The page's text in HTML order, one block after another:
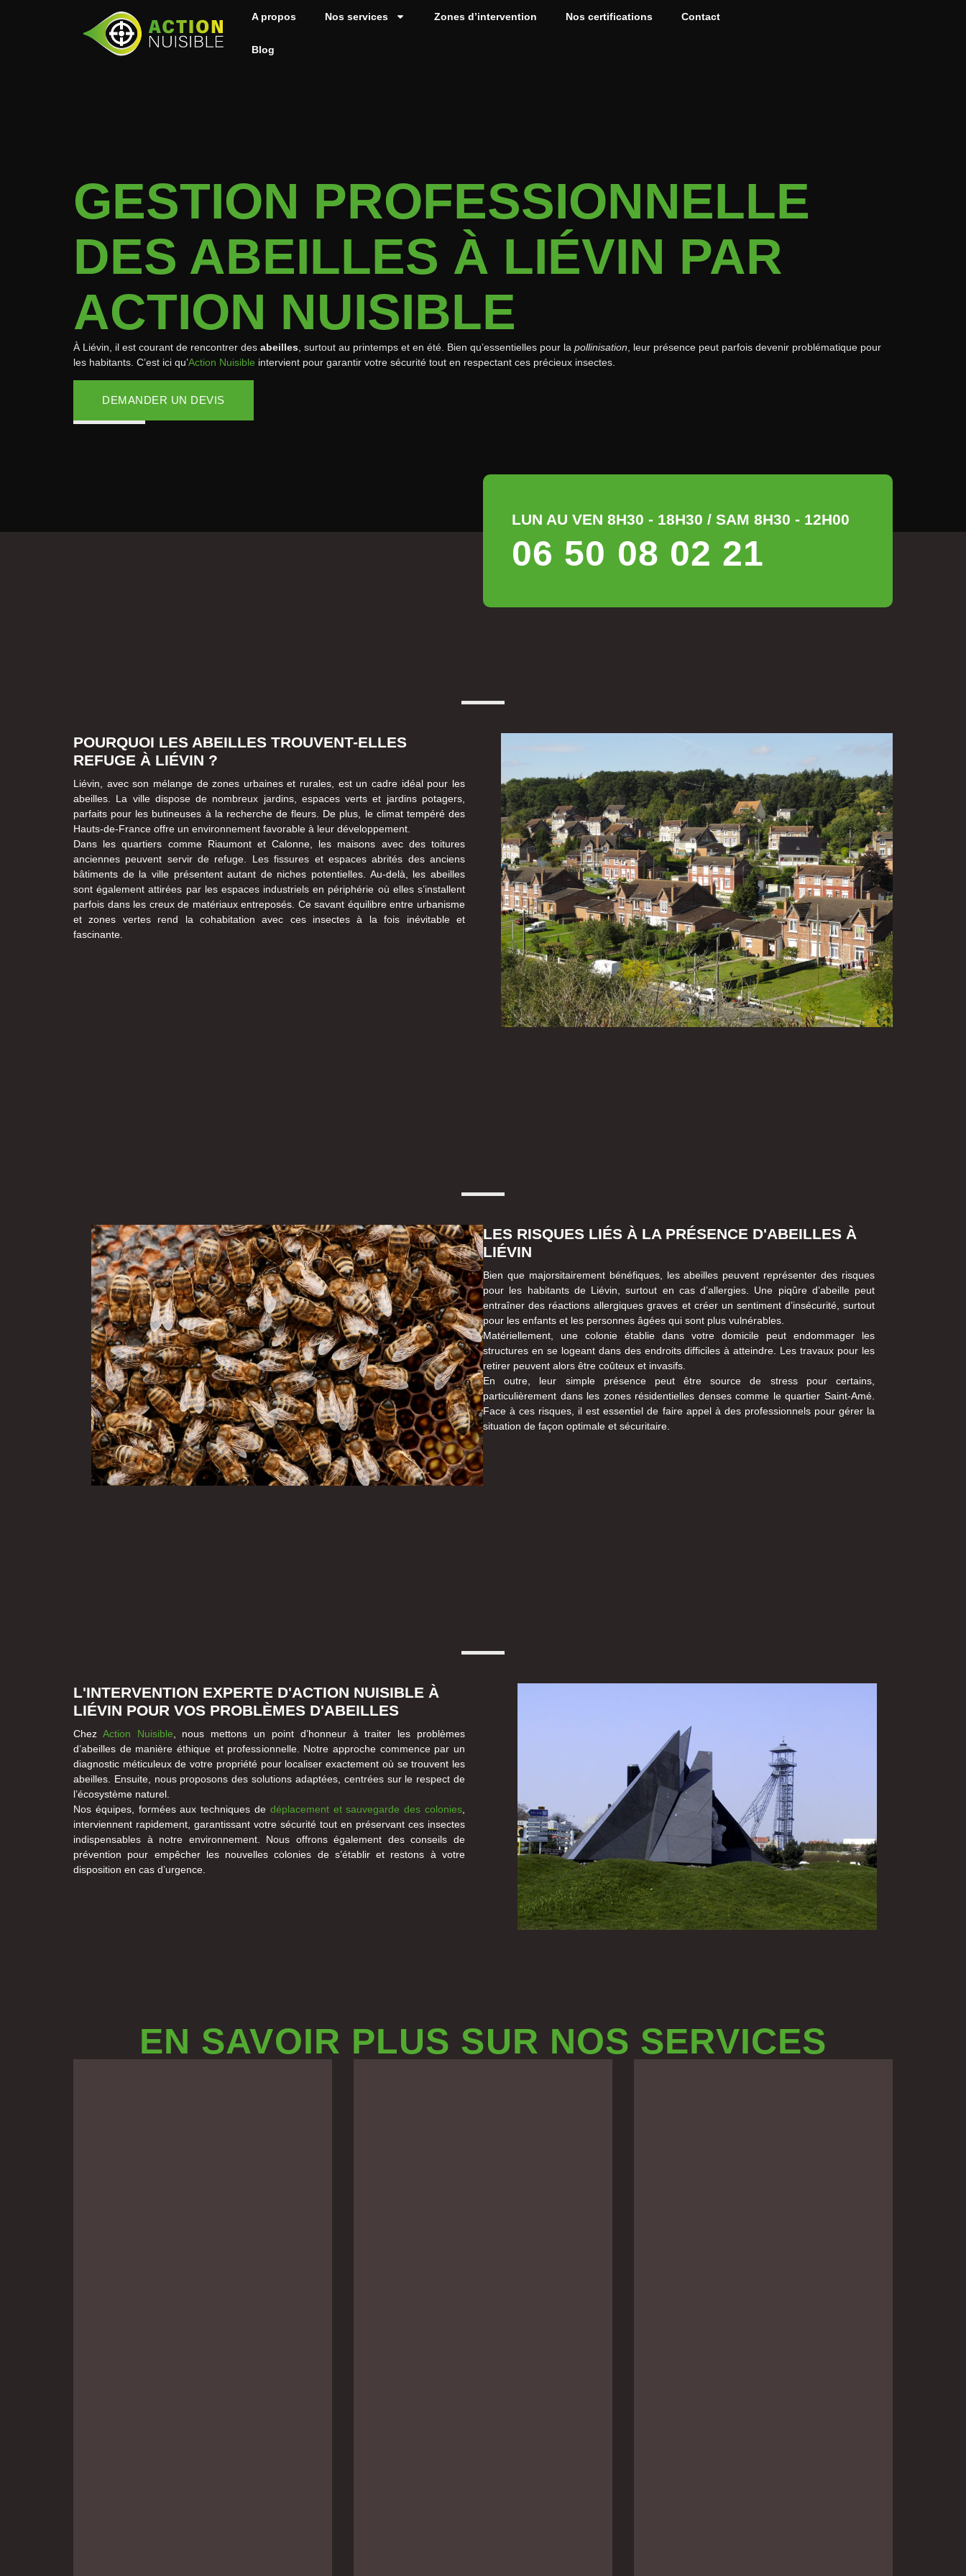
A propos Nos services Zones d’intervention Nos certifications Contact
Blog
GESTION PROFESSIONNELLE
DES ABEILLES À LIÉVIN PAR
ACTION NUISIBLE
À Liévin, il est courant de rencontrer des abeilles , surtout au printemps et en été. Bien qu’essentielles pour la pollinisation , leur présence peut parfois devenir problématique pour
les habitants. C’est ici qu’Action Nuisible intervient pour garantir votre sécurité tout en respectant ces précieux insectes.
DEMANDER UN DEVIS
LUN AU VEN 8H30 - 18H30 / SAM 8H30 - 12H00
06 50 08 02 21
POURQUOI LES ABEILLES TROUVENT-ELLES
REFUGE À LIÉVIN ?
Liévin, avec son mélange de zones urbaines et rurales, est un cadre idéal pour les
abeilles. La ville dispose de nombreux jardins, espaces verts et jardins potagers,
parfaits pour les butineuses à la recherche de fleurs. De plus, le climat tempéré des
Hauts-de-France offre un environnement favorable à leur développement.
Dans les quartiers comme Riaumont et Calonne, les maisons avec des toitures
anciennes peuvent servir de refuge. Les fissures et espaces abrités des anciens
bâtiments de la ville présentent autant de niches potentielles. Au-delà, les abeilles
sont également attirées par les espaces industriels en périphérie où elles s’installent
parfois dans les creux de matériaux entreposés. Ce savant équilibre entre urbanisme
et zones vertes rend la cohabitation avec ces insectes à la fois inévitable et
fascinante.
LES RISQUES LIÉS À LA PRÉSENCE D'ABEILLES À
LIÉVIN
Bien que majorsitairement bénéfiques, les abeilles peuvent représenter des risques
pour les habitants de Liévin, surtout en cas d’allergies. Une piqûre d’abeille peut
entraîner des réactions allergiques graves et créer un sentiment d’insécurité, surtout
pour les enfants et les personnes âgées qui sont plus vulnérables.
Matériellement, une colonie établie dans votre domicile peut endommager les
structures en se logeant dans des endroits difficiles à atteindre. Les travaux pour les
retirer peuvent alors être coûteux et invasifs.
En outre, leur simple présence peut être source de stress pour certains,
particulièrement dans les zones résidentielles denses comme le quartier Saint-Amé.
Face à ces risques, il est essentiel de faire appel à des professionnels pour gérer la
situation de façon optimale et sécuritaire.
L'INTERVENTION EXPERTE D'ACTION NUISIBLE À
LIÉVIN POUR VOS PROBLÈMES D'ABEILLES
Chez Action Nuisible , nous mettons un point d’honneur à traiter les problèmes
d’abeilles de manière éthique et professionnelle. Notre approche commence par un
diagnostic méticuleux de votre propriété pour localiser exactement où se trouvent les
abeilles. Ensuite, nous proposons des solutions adaptées, centrées sur le respect de
l’écosystème naturel.
Nos équipes, formées aux techniques de déplacement et sauvegarde des colonies
interviennent rapidement, garantissant votre sécurité tout en préservant ces insectes
indispensables à notre environnement. Nous offrons également des conseils de
prévention pour empêcher les nouvelles colonies de s’établir et restons à votre
disposition en cas d’urgence.
EN SAVOIR PLUS SUR NOS SERVICES